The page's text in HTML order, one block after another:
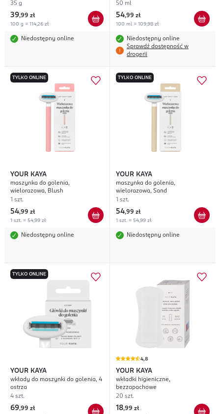
35 g
39,99 zł
100 g = 114,26 zł
Niedostępny online
50 ml
54,99 zł
100 ml = 109,98 zł
Niedostępny online
Sprawdź dostępność w
drogerii
TYLKO ONLINE
YOUR KAYA
maszynka do golenia,
wielorazowa, Blush
1 szt.
54,99 zł
1 szt. = 54,99 zł
Niedostępny online
TYLKO ONLINE
YOUR KAYA
maszynka do golenia,
wielorazowa, Sand
1 szt.
54,99 zł
1 szt. = 54,99 zł
Niedostępny online
TYLKO ONLINE
YOUR KAYA
wkłady do maszynki do golenia, 4
ostrza
4 szt.
69,99 zł
4,8
YOUR KAYA
wkładki higieniczne,
bezzapachowe
20 szt.
18,99 zł